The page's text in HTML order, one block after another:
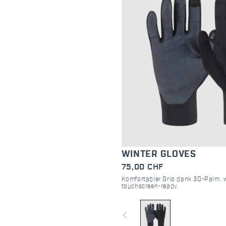
WINTER GLOVES
75,00 CHF
Komfortabler Grip dank 3D-Palm,
touchscreen-ready.
navigate_before